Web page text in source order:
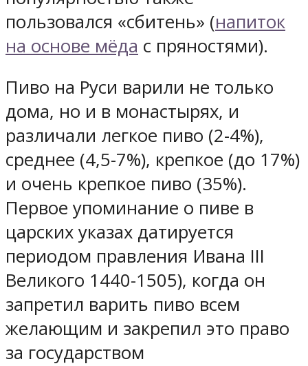
пользовался «сбитень» (напиток
на основе мёда с пряностями).
Пиво на Руси варили не только
дома, но и в монастырях, и
различали легкое пиво (2-4%),
среднее (4,5-7%), крепкое (до 17%)
и очень крепкое пиво (35%).
Первое упоминание о пиве в
царских указах датируется
периодом правления Ивана III
Великого 1440-1505), когда он
запретил варить пиво всем
желающим и закрепил это право
за государством